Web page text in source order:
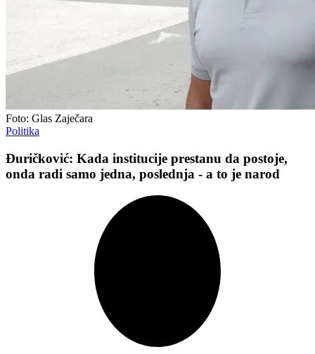
Foto: Glas Zaječara
Politika
Đuričković: Kada institucije prestanu da postoje,
onda radi samo jedna, poslednja - a to je narod